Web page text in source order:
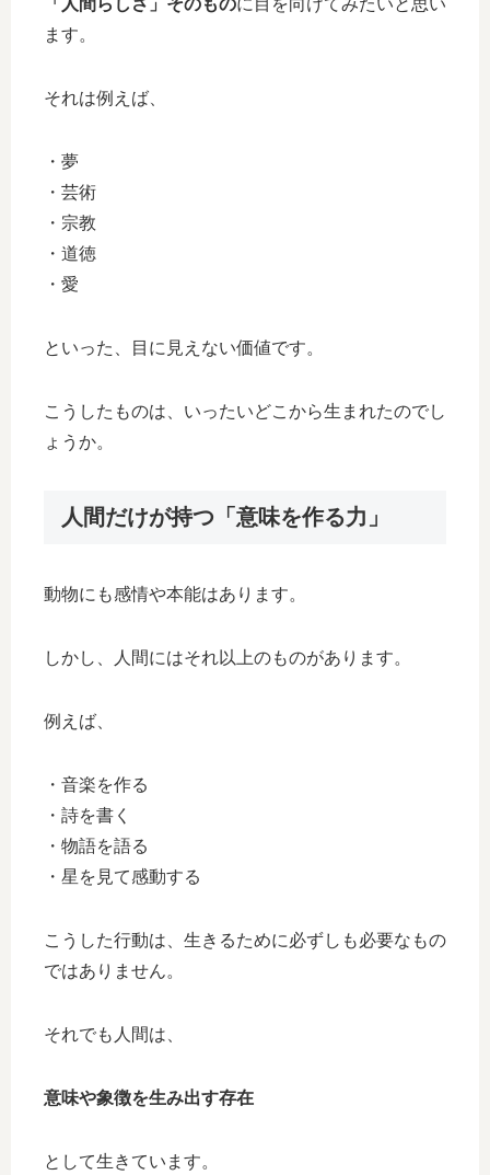
「人間らしさ」そのものに目を向けてみたいと思い
ます。
それは例えば、
・夢
・芸術
・宗教
・道徳
・愛
といった、目に見えない価値です。
こうしたものは、いったいどこから生まれたのでし
ょうか。
人間だけが持つ「意味を作る力」
動物にも感情や本能はあります。
しかし、人間にはそれ以上のものがあります。
例えば、
・音楽を作る
・詩を書く
・物語を語る
・星を見て感動する
こうした行動は、生きるために必ずしも必要なもの
ではありません。
それでも人間は、
意味や象徴を生み出す存在
として生きています。